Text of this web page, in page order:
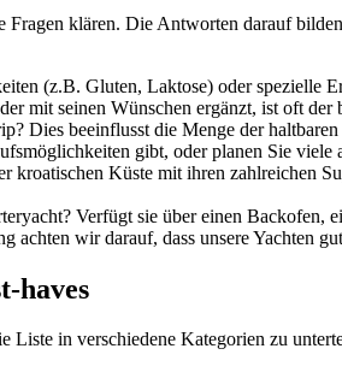
klären. Die Antworten darauf
(z.B. Gluten, Laktose) oder spezielle
mit seinen Wünschen ergänzt, ist oft der
Dies beeinflusst die Menge der
gibt, oder planen Sie
kroatischen Küste mit ihren zahlreichen
Verfügt sie über einen
wir darauf, dass unsere Yachten
haves
Liste in verschiedene Kategorien zu